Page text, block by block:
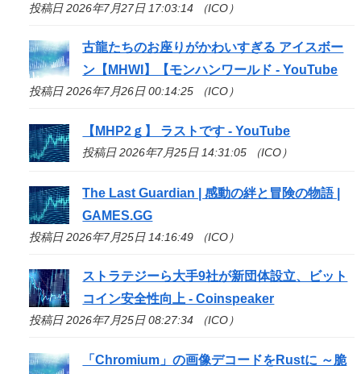
投稿日 2026年7月27日 17:03:14 （ICO）
古龍たちのお座りがかわいすぎる アイスボー
ン【MHWI】【モンハンワールド - YouTube
投稿日 2026年7月26日 00:14:25 （ICO）
【MHP2ｇ】 ラストです - YouTube
投稿日 2026年7月25日 14:31:05 （ICO）
The Last Guardian | 感動の絆と冒険の物語 |
GAMES.GG
投稿日 2026年7月25日 14:16:49 （ICO）
ストラテジーら大手9社が新団体設立、ビット
コイン安全性向上 - Coinspeaker
投稿日 2026年7月25日 08:27:34 （ICO）
「Chromium」の画像デコードをRustに ～脆